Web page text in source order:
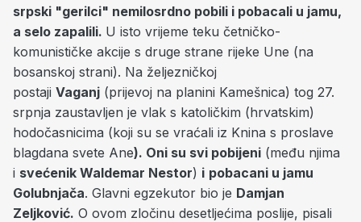
srpski "gerilci" nemilosrdno pobili i pobacali u jamu,
a selo zapalili. U isto vrijeme teku četničko-
komunističke akcije s druge strane rijeke Une (na
bosanskoj strani). Na željezničkoj
postaji Vaganj (prijevoj na planini Kamešnica) tog 27.
srpnja zaustavljen je vlak s katoličkim (hrvatskim)
hodočasnicima (koji su se vraćali iz Knina s proslave
blagdana svete Ane). Oni su svi pobijeni (među njima
i svećenik Waldemar Nestor) i pobacani u jamu
Golubnjača. Glavni egzekutor bio je Damjan
Zeljković. O ovom zločinu desetljećima poslije, pisali